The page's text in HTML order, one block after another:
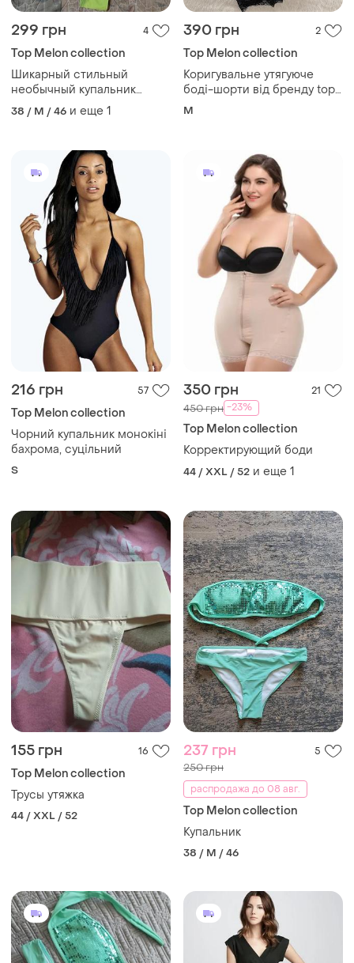
299 грн 4
Top Melon collection
Шикарный стильный
необычный купальник
монокини в бассейн пляж
тренировки
38 / M / 46 и еще 1
390 грн 2
Top Melon collection
Коригувальне утягуюче
боді-шорти від бренду top
melon.
M
216 грн 57
Top Melon collection
Чорний купальник монокіні
бахрома, суцільний
S
350 грн 21
450 грн -23%
Top Melon collection
Корректирующий боди
44 / XXL / 52 и еще 1
155 грн 16
Top Melon collection
Трусы утяжка
44 / XXL / 52
237 грн 5
250 грн
распродажа до 08 авг.
Top Melon collection
Купальник
38 / M / 46